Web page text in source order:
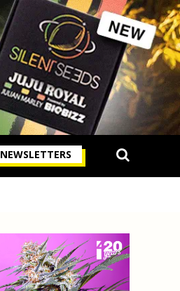
NEWSLETTERS